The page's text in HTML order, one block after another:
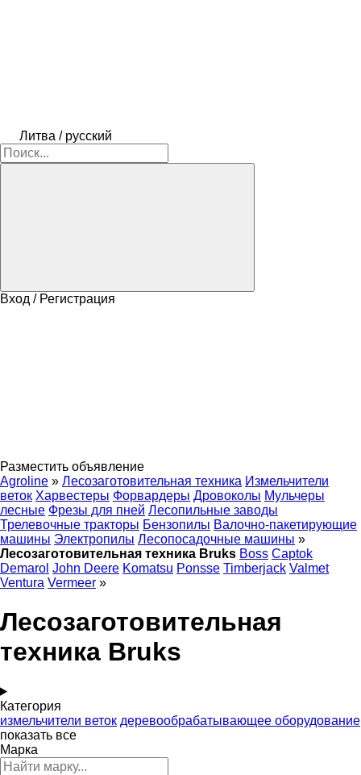
Литва / русский
Вход / Регистрация
Разместить объявление
Agroline » Лесозаготовительная техника Измельчители
веток Харвестеры Форвардеры Дровоколы Мульчеры
лесные Фрезы для пней Лесопильные заводы
Трелевочные тракторы Бензопилы Валочно-пакетирующие
машины Электропилы Лесопосадочные машины »
Лесозаготовительная техника Bruks Boss Captok
Demarol John Deere Komatsu Ponsse Timberjack Valmet
Ventura Vermeer »
Лесозаготовительная
техника Bruks
Категория
измельчители веток деревообрабатывающее оборудование
показать все
Марка